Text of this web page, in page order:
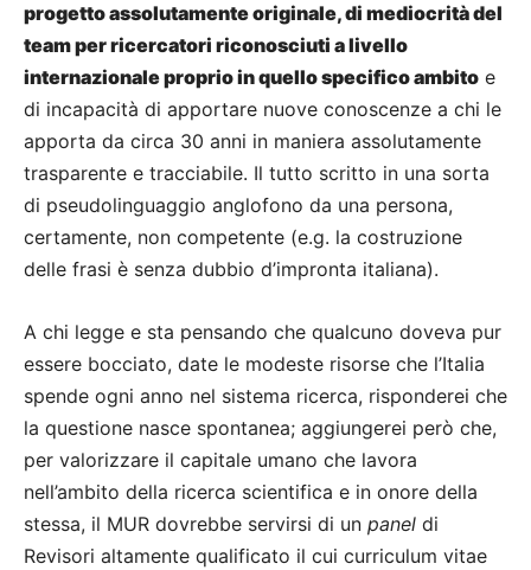
progetto assolutamente originale, di mediocrità del
team per ricercatori riconosciuti a livello
internazionale proprio in quello specifico ambito e
di incapacità di apportare nuove conoscenze a chi le
apporta da circa 30 anni in maniera assolutamente
trasparente e tracciabile. Il tutto scritto in una sorta
di pseudolinguaggio anglofono da una persona,
certamente, non competente (e.g. la costruzione
delle frasi è senza dubbio d’impronta italiana).
A chi legge e sta pensando che qualcuno doveva pur
essere bocciato, date le modeste risorse che l’Italia
spende ogni anno nel sistema ricerca, risponderei che
la questione nasce spontanea; aggiungerei però che,
per valorizzare il capitale umano che lavora
nell’ambito della ricerca scientifica e in onore della
stessa, il MUR dovrebbe servirsi di un panel di
Revisori altamente qualificato il cui curriculum vitae